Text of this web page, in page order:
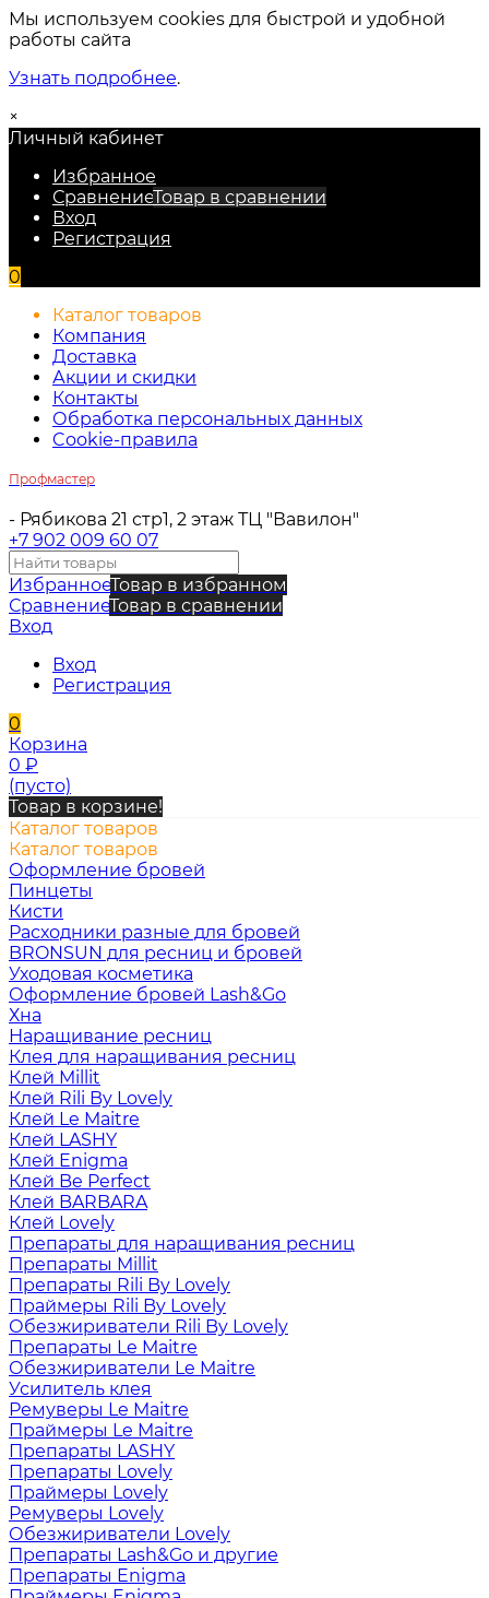
Мы используем cookies для быстрой и удобной
работы сайта
Узнать подробнее.
×
Личный кабинет
Избранное
СравнениеТовар в сравнении
Вход
Регистрация
0
Каталог товаров
Компания
Доставка
Акции и скидки
Контакты
Обработка персональных данных
Cookie-правила
Профмастер
- Рябикова 21 стр1, 2 этаж ТЦ "Вавилон"
+7 902 009 60 07
ИзбранноеТовар в избранном
СравнениеТовар в сравнении
Вход
Вход
Регистрация
0
Корзина
0 ₽
(пусто)
Товар в корзине!
Каталог товаров
Каталог товаров
Оформление бровей
Пинцеты
Кисти
Расходники разные для бровей
BRONSUN для ресниц и бровей
Уходовая косметика
Оформление бровей Lash&Go
Хна
Наращивание ресниц
Клея для наращивания ресниц
Клей Millit
Клей Rili By Lovely
Клей Le Maitre
Клей LASHY
Клей Enigma
Клей Be Perfect
Клей BARBARA
Клей Lovely
Препараты для наращивания ресниц
Препараты Millit
Препараты Rili By Lovely
Праймеры Rili By Lovely
Обезжириватели Rili By Lovely
Препараты Le Maitre
Обезжириватели Le Maitre
Усилитель клея
Ремуверы Le Maitre
Праймеры Le Maitre
Препараты LASHY
Препараты Lovely
Праймеры Lovely
Ремуверы Lovely
Обезжириватели Lovely
Препараты Lash&Go и другие
Препараты Enigma